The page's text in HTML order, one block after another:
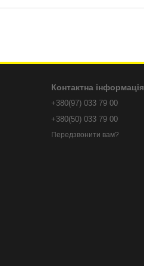
Контактна інформація
+380(97) 033 79 00
+380(50) 033 79 00
Передзвонити вам?